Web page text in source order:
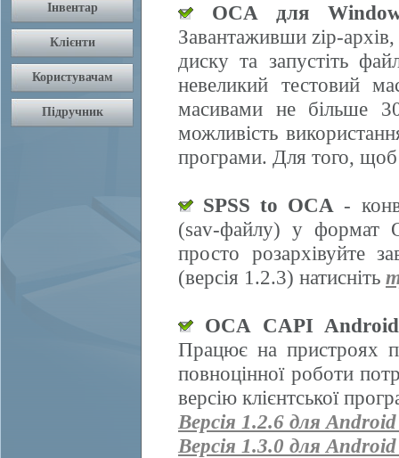
OCA для
Завантаживши zip-
диску та запустіть
невеликий тестовий
масивами не більше
можливість
програми. Для того, щоб
SPSS to OCA -
(sav-файлу) у формат
просто розархівуйте
(версія 1.2.3) натисніть
OCA CAPI Android
Працює на пристроях
повноцінної роботи
версію клієнтської
Версія 1.2.6 для
Версія 1.3.0 для